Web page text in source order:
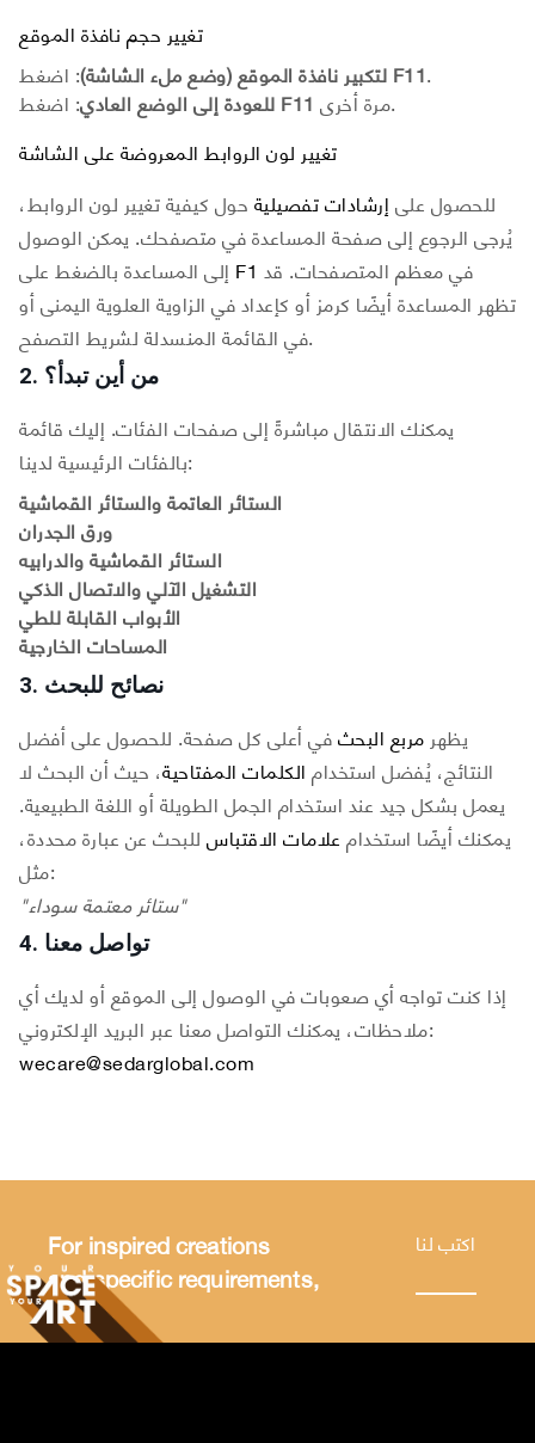
تغيير حجم نافذة الموقع
لتكبير نافذة الموقع (وضع ملء الشاشة) F11.
للعودة إلى الوضع العادي F11
مرة أخرى.
تغيير لون الروابط المعروضة على الشاشة
للحصول على إرشادات تفصيلية حول كيفية تغيير لون الروابط،
يُرجى الرجوع إلى صفحة المساعدة في متصفحك. يمكن الوصول
F1
تظهر المساعدة أيضًا كرمز أو كإعداد في الزاوية العلوية اليمنى أو
في القائمة المنسدلة لشريط التصفح.
2. من أين تبدأ؟
يمكنك الانتقال مباشرةً إلى صفحات الفئات. إليك قائمة
بالفئات الرئيسية لدينا:
الستائر العاتمة والستائر القماشية
ورق الجدران
الستائر القماشية والدرابيه
التشغيل الآلي والاتصال الذكي
الأبواب القابلة للطي
المساحات الخارجية
3. نصائح للبحث
يظهر مربع البحثفي أعلى كل صفحة. للحصول على أفضل
النتائج، يُفضل استخدام الكلمات المفتاحية، حيث أن البحث لا
يعمل بشكل جيد عند استخدام الجمل الطويلة أو اللغة الطبيعية.
يمكنك أيضًا استخدام علامات الاقتباس للبحث عن عبارة محددة،
مثل:
"ستائر معتمة سوداء"
4. تواصل معنا
إذا كنت تواجه أي صعوبات في الوصول إلى الموقع أو لديك أي
ملاحظات، يمكنك التواصل معنا عبر البريد الإلكتروني:
wecare@sedarglobal.com
For inspired creations
and specific requirements,
اكتب لنا